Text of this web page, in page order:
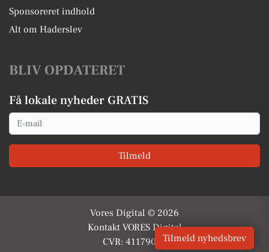
Sponsoreret indhold
Alt om Haderslev
BLIV OPDATERET
Få lokale nyheder GRATIS
Email
Tilmeld
Vores Digital © 2026
Kontakt VORES Digital
CVR: 41179082Tilmeld nyhedsbrev